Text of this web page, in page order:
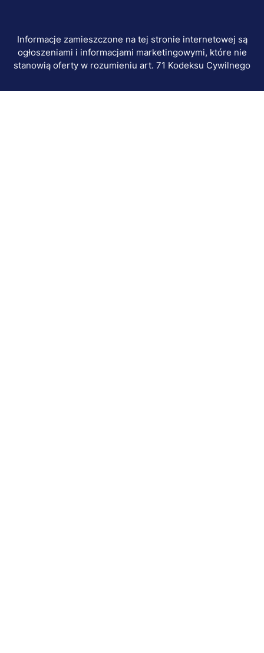
Informacje zamieszczone na tej stronie internetowej są
ogłoszeniami i informacjami marketingowymi, które nie
stanowią oferty w rozumieniu art. 71 Kodeksu Cywilnego